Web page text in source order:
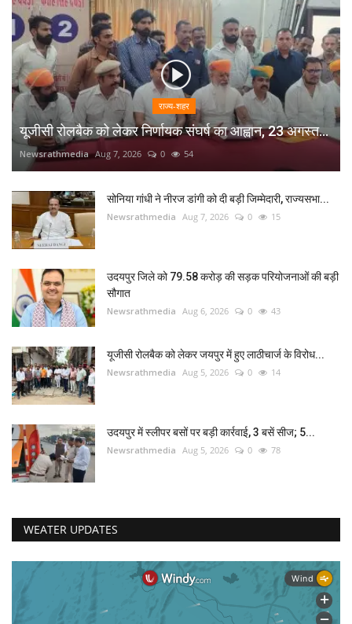
राज्य-शहर
यूजीसी रोलबैक को लेकर निर्णायक संघर्ष का आह्वान, 23 अगस्त...
Newsrathmedia Aug 7, 2026 0 54
सोनिया गांधी ने नीरज डांगी को दी बड़ी जिम्मेदारी, राज्यसभा...
Newsrathmedia Aug 7, 2026 0 15
उदयपुर जिले को 79.58 करोड़ की सड़क परियोजनाओं की बड़ी
सौगात
Newsrathmedia Aug 6, 2026 0 43
यूजीसी रोलबैक को लेकर जयपुर में हुए लाठीचार्ज के विरोध...
Newsrathmedia Aug 5, 2026 0 14
उदयपुर में स्लीपर बसों पर बड़ी कार्रवाई, 3 बसें सीज; 5...
Newsrathmedia Aug 5, 2026 0 78
WEATER UPDATES